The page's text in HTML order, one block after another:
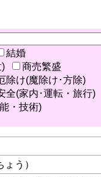
結婚
)
商売繁盛
除け(魔除け･方除)
全(家内･運転・旅行)
・技術)
う）